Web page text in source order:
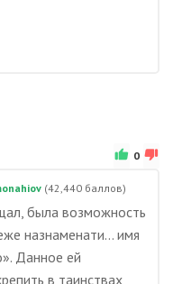
0
(42,440 баллов)
была возможность
назнаменати… имя
Данное ей
в таинствах